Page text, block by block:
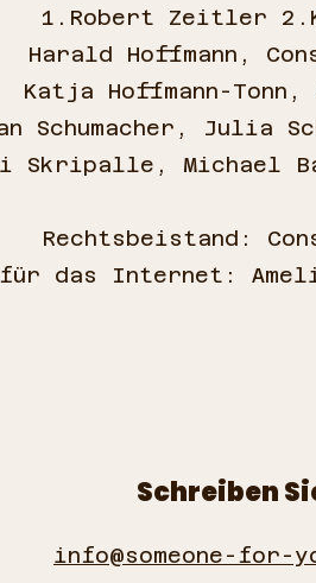
1.Robert Zeitler
Harald Hoffmann,
Katja Hoffmann-Tonn,
Schumacher, Julia
Skripalle, Michael
Rechtsbeistand:
für das Internet:
Schreiben
info@someone-for-